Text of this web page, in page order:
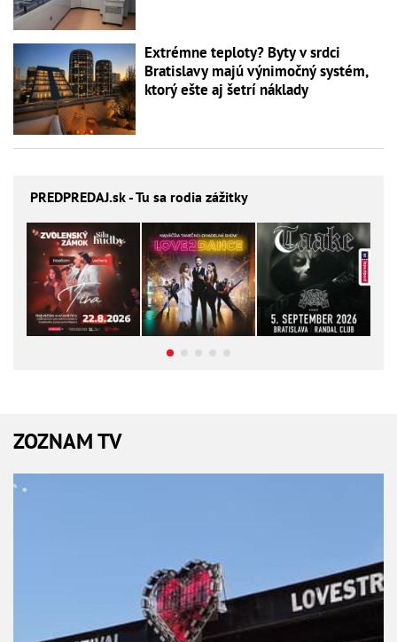
Extrémne teploty? Byty v srdci
Bratislavy majú výnimočný systém,
ktorý ešte aj šetrí náklady
PREDPREDAJ.sk - Tu sa rodia zážitky
ZOZNAM TV